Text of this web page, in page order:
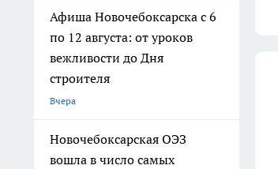
Афиша Новочебоксарска с 6
по 12 августа: от уроков
вежливости до Дня
строителя
Вчера
Новочебоксарская ОЭЗ
вошла в число самых